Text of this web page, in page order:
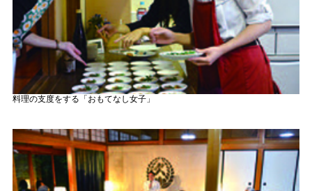
料理の支度をする「おもてなし女子」